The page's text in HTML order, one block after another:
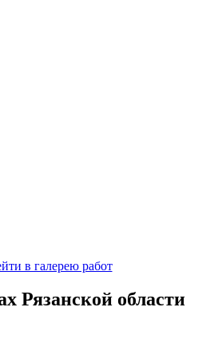
в галерею работ
Рязанской области